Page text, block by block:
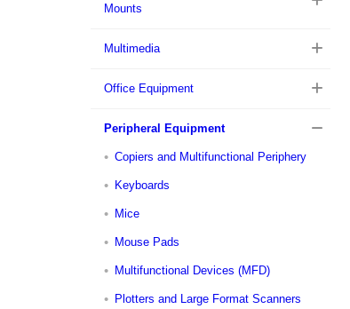
Mounts
Multimedia
Office Equipment
Peripheral Equipment
Copiers and Multifunctional Periphery
Keyboards
Mice
Mouse Pads
Multifunctional Devices (MFD)
Plotters and Large Format Scanners